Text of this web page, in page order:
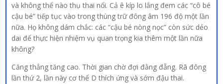
và không thể nào thụ thai nổi. Cả ê kíp lo lắng đem các “cô bé
cậu bé” tiếp tục vào trong thùng trữ đông âm 196 độ một lần
nữa. Họ không dám chắc: các “cậu bé nòng nọc” còn sức dẻo
dai để thực hiện nhiệm vụ quan trọng kia thêm một lần nữa
không?
Căng thẳng tăng cao. Thời gian chờ đợi đằng đẵng. Rã đông
lần thứ 2, lần này cơ thể D thích ứng và sớm đậu thai.